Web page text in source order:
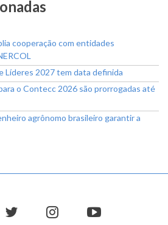
cooperação com entidades
Líderes 2027 tem data definida
o Contecc 2026 são prorrogadas até
agrônomo brasileiro garantir a
twitter instagramyoutube